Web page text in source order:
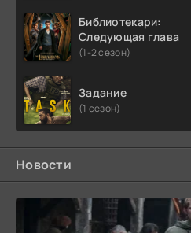
Библиотекари:
Следующая глава
(1-2 сезон)
Задание
(1 сезон)
Новости